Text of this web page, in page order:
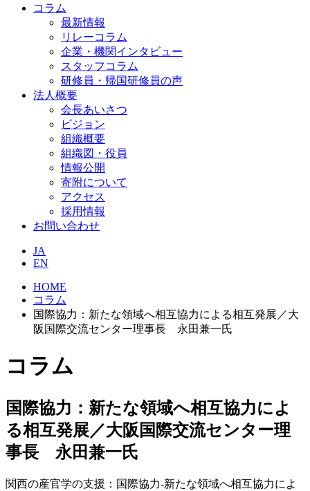
コラム
最新情報
リレーコラム
企業・機関インタビュー
スタッフコラム
研修員・帰国研修員の声
法人概要
会長あいさつ
ビジョン
組織概要
組織図・役員
情報公開
寄附について
アクセス
採用情報
お問い合わせ
JA
EN
HOME
コラム
国際協力：新たな領域へ相互協力による相互発展／大
阪国際交流センター理事長 永田兼一氏
コラム
国際協力：新たな領域へ相互協力によ
る相互発展／大阪国際交流センター理
事長 永田兼一氏
関西の産官学の支援：国際協力-新たな領域へ相互協力によ